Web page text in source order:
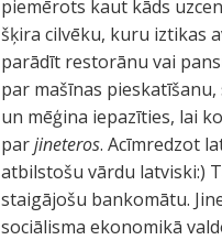
piemērots kaut kāds
šķira cilvēku, kuru iztikas
parādīt restorānu vai
par mašīnas
un mēģina iepazīties, lai
parjineteros. Acīmredzot
atbilstošu vārdu latviski:)
staigājošu bankomātu.
sociālisma ekonomikā